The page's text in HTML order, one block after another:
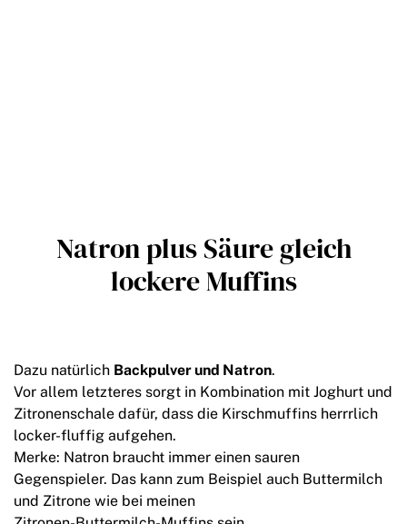
Natron plus Säure gleich
lockere Muffins
Dazu natürlich Backpulver und Natron.
Vor allem letzteres sorgt in Kombination mit Joghurt und
Zitronenschale dafür, dass die Kirschmuffins herrrlich
locker-fluffig aufgehen.
Merke: Natron braucht immer einen sauren
Gegenspieler. Das kann zum Beispiel auch Buttermilch
und Zitrone wie bei meinen